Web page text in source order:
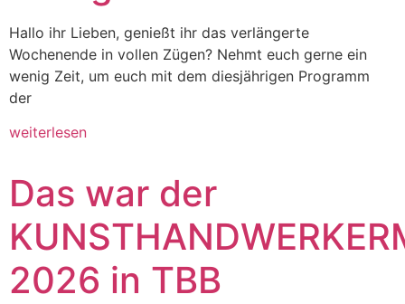
Hallo ihr Lieben, genießt ihr das verlängerte
Wochenende in vollen Zügen? Nehmt euch gerne ein
wenig Zeit, um euch mit dem diesjährigen Programm
der
weiterlesen
Das war der
2026 in TBB